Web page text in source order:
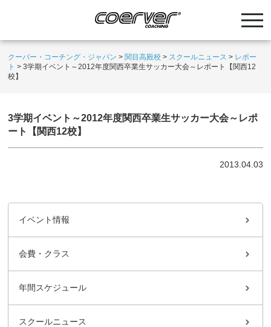
クーバー・コーチング・ジャパン > 関目高殿校 > スクールニュース > レポー
ト >3学期イベント～2012年度関西卒業生サッカー大会～レポート【関西12
校】
3学期イベント～2012年度関西卒業生サッカー大会～レポ
ート【関西12校】
2013.04.03
イベント情報
会費・クラス
年間スケジュール
スクールニュース